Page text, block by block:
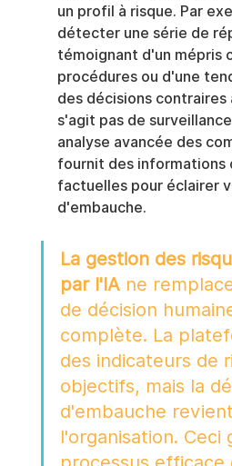
un profil à risque. Par
détecter une série de
témoignant d'un mépris
procédures ou d'une
des décisions contraires
s'agit pas de
analyse avancée des
fournit des informations
factuelles pour éclairer
d'embauche.
La gestion des
par l'IA ne
de décision
complète. La
des indicateurs de
objectifs, mais la
d'embauche
l'organisation. Ceci